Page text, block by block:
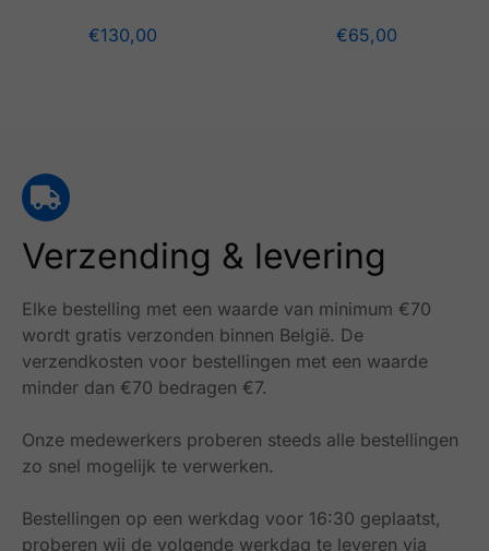
€130,00 €65,00
Verzending & levering
Elke bestelling met een waarde van minimum €70
wordt gratis verzonden binnen België. De
verzendkosten voor bestellingen met een waarde
minder dan €70 bedragen €7.
Onze medewerkers proberen steeds alle bestellingen
zo snel mogelijk te verwerken.
Bestellingen op een werkdag voor 16:30 geplaatst,
proberen wij de volgende werkdag te leveren via